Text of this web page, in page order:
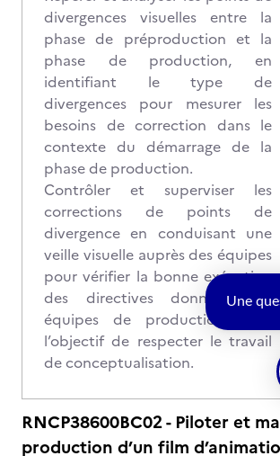
divergences visuelles entre la
phase de préproduction et la
phase de production, en
identifiant le type de
divergences pour mesurer les
besoins de correction dans le
contexte du démarrage de la
phase de production.
Contrôler et superviser les
corrections de points de
divergence en conduisant une
veille visuelle auprès des équipes
pour vérifier la bonne exécution
des directives données aux
équipes de production dans
l’objectif de respecter le travail
de conceptualisation.
RNCP38600BC02 - Piloter et
production d’un film
Une